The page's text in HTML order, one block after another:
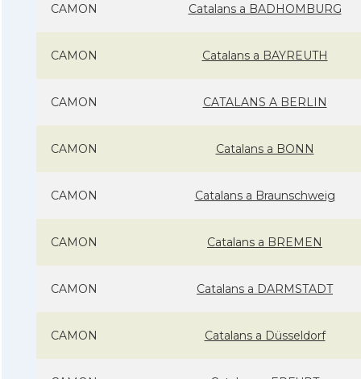
CAMON Catalans a BADHOMBURG
CAMON Catalans a BAYREUTH
CAMON CATALANS A BERLIN
CAMON Catalans a BONN
CAMON Catalans a Braunschweig
CAMON Catalans a BREMEN
CAMON Catalans a DARMSTADT
CAMON Catalans a Düsseldorf